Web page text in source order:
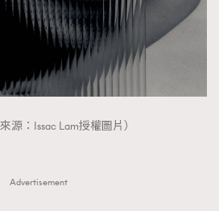
源：Issac Lam授權圖片）
Advertisement